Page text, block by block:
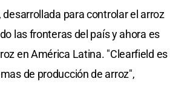
para controlar el arroz
las fronteras del país y ahora es
en América Latina. "Clearfield es
de producción de arroz",